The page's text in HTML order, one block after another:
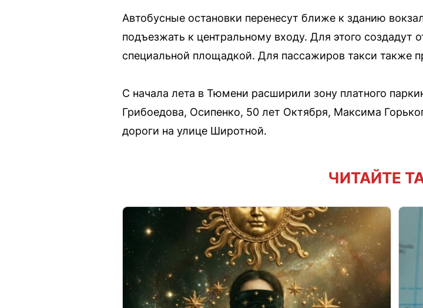
Автобусные остановки перенесут ближе к зданию
подъезжать к центральному входу. Для этого
специальной площадкой. Для пассажиров такси также
С начала лета в Тюмени расширили зону платного
Грибоедова, Осипенко, 50 лет Октября, Максима
дороги на улице Широтной.
ЧИТАЙТЕ